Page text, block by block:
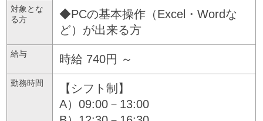
対象とな
る方
◆PCの基本操作（Excel・Wordな
ど）が出来る方
給与 時給 740円 ～
勤務時間
【シフト制】
A）09:00－13:00